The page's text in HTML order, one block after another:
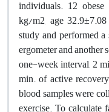
individuals. 12
kg/m2, age
study and performed
ergometer and another
one-week interval, 2
min. of active
blood samples were
exercise. To calculate